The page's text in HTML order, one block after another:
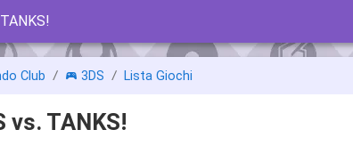
Club 3DS Lista Giochi
vs. TANKS!